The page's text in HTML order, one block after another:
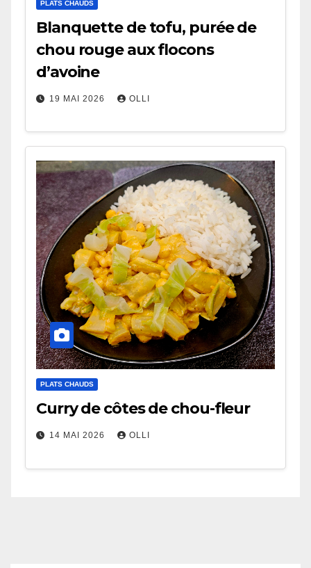
PLATS CHAUDS
Blanquette de tofu, purée de
chou rouge aux flocons
d’avoine
19 MAI 2026 OLLI
PLATS CHAUDS
Curry de côtes de chou-fleur
14 MAI 2026 OLLI